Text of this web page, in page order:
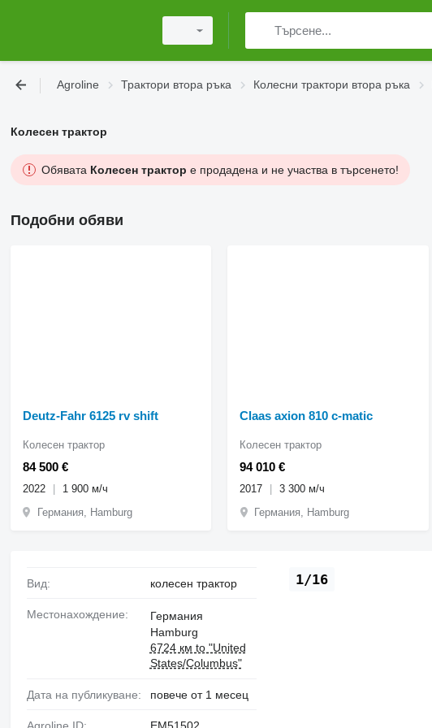
Agroline Трактори втора ръка Колесни трактори втора ръка
Колесен трактор
Обявата Колесен трактор е продадена и не участва в търсенето!
Подобни обяви
Deutz-Fahr 6125 rv shift
84 500 €
Колесен трактор
2022
1 900 м/ч
Германия, Hamburg
Claas axion 810 c-matic
94 010 €
Колесен трактор
2017
3 300 м/ч
Германия, Hamburg
1/16
Вид: колесен трактор
Местонахождение:
Германия
Hamburg
6724 км to "United
States/Columbus"
Дата на публикуване: повече от 1 месец
Agroline ID: EM51502